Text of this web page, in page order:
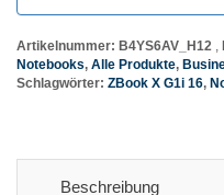
Artikelnummer: B4YS6AV_H12
Notebooks, Alle Produkte,
Schlagwörter: ZBook X G1i 16,
Beschreibung